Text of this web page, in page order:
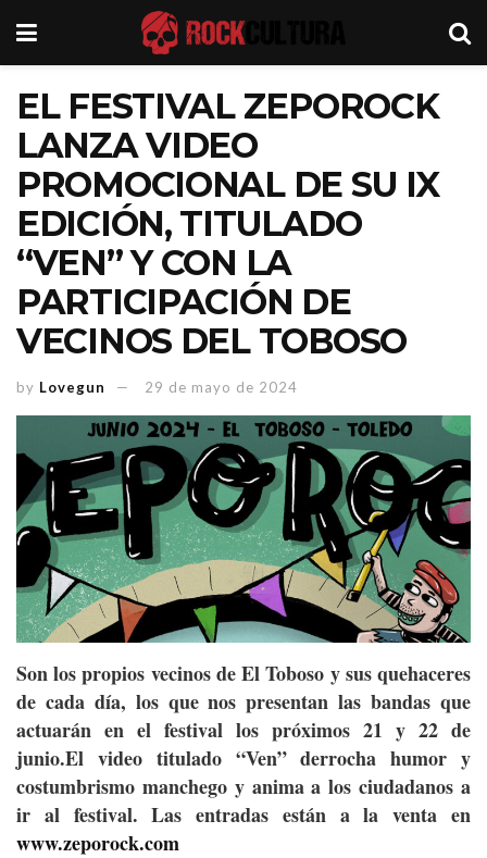
EL FESTIVAL ZEPOROCK
LANZA VIDEO
PROMOCIONAL DE SU IX
EDICIÓN, TITULADO
“VEN” Y CON LA
PARTICIPACIÓN DE
VECINOS DEL TOBOSO
by Lovegun 29 de mayo de 2024
Son los propios vecinos de El Toboso y sus quehaceres
de cada día, los que nos presentan las bandas que
actuarán en el festival los próximos 21 y 22 de
junio.El video titulado “Ven” derrocha humor y
costumbrismo manchego y anima a los ciudadanos a
ir al festival.Las entradas están a la venta en
www.zeporock.com